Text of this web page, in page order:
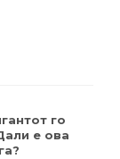
го
е ова